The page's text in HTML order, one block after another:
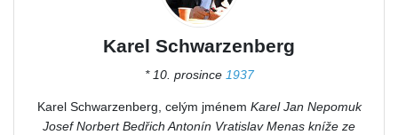
Karel Schwarzenberg
* 10. prosince 1937
Karel Schwarzenberg, celým jménem Karel Jan Nepomuk
Josef Norbert Bedřich Antonín Vratislav Menas kníže ze